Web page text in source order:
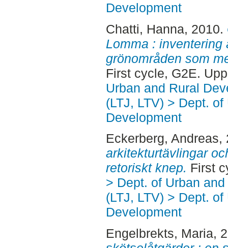
Development
Chatti, Hanna, 2010.
Lomma :
grönområden som
First cycle, G2E.
Urban and Rural
(LTJ, LTV) > Dept.
Development
Eckerberg, Andreas,
arkitekturtävlingar
retoriskt knep. First
> Dept. of Urban
(LTJ, LTV) > Dept.
Development
Engelbrekts, Maria,